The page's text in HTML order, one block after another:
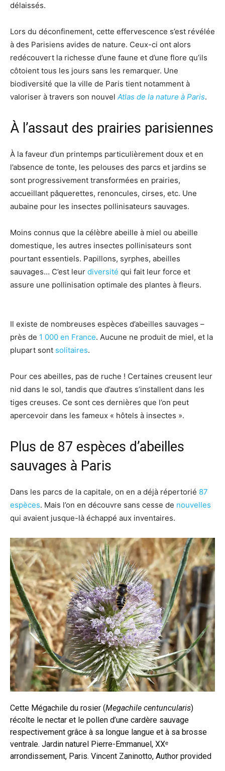
délaissés.
Lors du déconfinement, cette effervescence s’est révélée
à des Parisiens avides de nature. Ceux-ci ont alors
redécouvert la richesse d’une faune et d’une flore qu’ils
côtoient tous les jours sans les remarquer. Une
biodiversité que la ville de Paris tient notamment à
valoriser à travers son nouvel Atlas de la nature à Paris.
À l’assaut des prairies parisiennes
À la faveur d’un printemps particulièrement doux et en
l’absence de tonte, les pelouses des parcs et jardins se
sont progressivement transformées en prairies,
accueillant pâquerettes, renoncules, cirses, etc. Une
aubaine pour les insectes pollinisateurs sauvages.
Moins connus que la célèbre abeille à miel ou abeille
domestique, les autres insectes pollinisateurs sont
pourtant essentiels. Papillons, syrphes, abeilles
sauvages… C’est leur diversité qui fait leur force et
assure une pollinisation optimale des plantes à fleurs.
Il existe de nombreuses espèces d’abeilles sauvages –
près de 1 000 en France. Aucune ne produit de miel, et la
plupart sont solitaires.
Pour ces abeilles, pas de ruche ! Certaines creusent leur
nid dans le sol, tandis que d’autres s’installent dans les
tiges creuses. Ce sont ces dernières que l’on peut
apercevoir dans les fameux « hôtels à insectes ».
Plus de 87 espèces d’abeilles
sauvages à Paris
Dans les parcs de la capitale, on en a déjà répertorié 87
espèces. Mais l’on en découvre sans cesse de nouvelles
qui avaient jusque-là échappé aux inventaires.
Cette Mégachile du rosier (Megachile centuncularis)
récolte le nectar et le pollen d’une cardère sauvage
respectivement grâce à sa longue langue et à sa brosse
ventrale. Jardin naturel Pierre-Emmanuel, XXᵉ
arrondissement, Paris. Vincent Zaninotto, Author provided